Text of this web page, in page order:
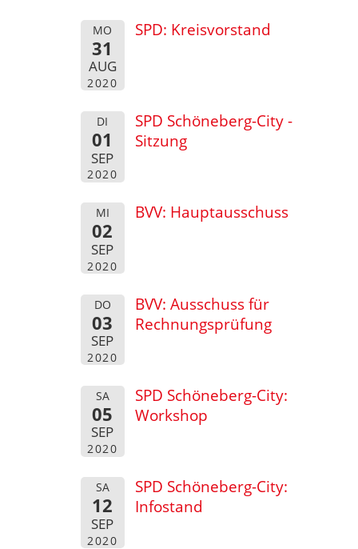
MO
31
AUG
2020
SPD: Kreisvorstand
DI
01
SEP
2020
SPD Schöneberg-City -
Sitzung
MI
02
SEP
2020
BVV: Hauptausschuss
DO
03
SEP
2020
BVV: Ausschuss für
Rechnungsprüfung
SA
05
SEP
2020
SPD Schöneberg-City:
Workshop
SA
12
SEP
2020
SPD Schöneberg-City:
Infostand